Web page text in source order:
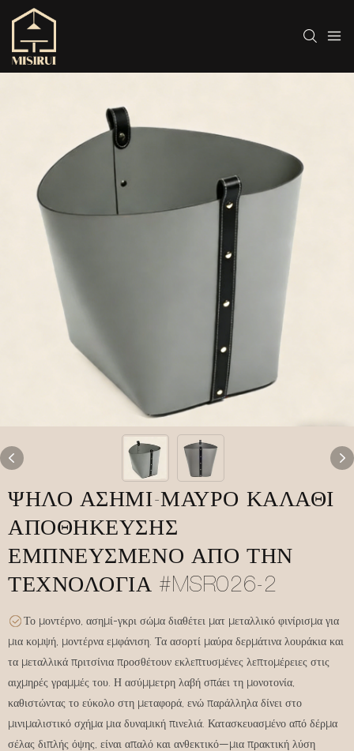
ΨΗΛΌ ΑΣΗΜΊ-ΜΑΎΡΟ ΚΑΛΆΘΙ
ΑΠΟΘΉΚΕΥΣΗΣ
ΕΜΠΝΕΥΣΜΈΝΟ ΑΠΌ ΤΗΝ
ΤΕΧΝΟΛΟΓΊΑ #MSR026-2
Το μοντέρνο, ασημί-γκρι σώμα διαθέτει ματ μεταλλικό φινίρισμα για
μια κομψή, μοντέρνα εμφάνιση. Τα ασορτί μαύρα δερμάτινα λουράκια και
τα μεταλλικά πριτσίνια προσθέτουν εκλεπτυσμένες λεπτομέρειες στις
αιχμηρές γραμμές του. Η ασύμμετρη λαβή σπάει τη μονοτονία,
καθιστώντας το εύκολο στη μεταφορά, ενώ παράλληλα δίνει στο
μινιμαλιστικό σχήμα μια δυναμική πινελιά. Κατασκευασμένο από δέρμα
σέλας διπλής όψης, είναι απαλό και ανθεκτικό—μια πρακτική λύση